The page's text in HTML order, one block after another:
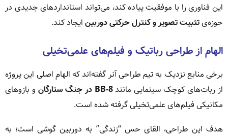
این فناوری را با موفقیت پیاده کند، می‌تواند استانداردهای جدیدی در
حوزه‌یتثبیت تصویر و کنترل حرکتی دوربین ایجاد کند.
الهام از طراحی رباتیک و فیلم‌های علمی‌تخیلی
برخی منابع نزدیک به تیم طراحی آنر گفته‌اند که الهام اصلی این پروژه
از ربات‌های کوچک سینمایی مانندBB-8 در جنگ ستارگان
و بازوهای
مکانیکی فیلم‌های علمی‌تخیلی گرفته شده است.
هدف این طراحی، القای حس “زندگی” به دوربین گوشی است؛ به